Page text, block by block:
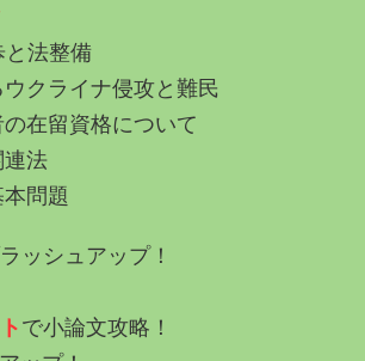
と法整備
クライナ侵攻と難民
在留資格について
連法
問題
ッシュアップ！
で小論文攻略！